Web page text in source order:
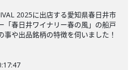
2025に出店する愛知県春日井市
「春日井ワイナリー春の風」の船戸
事や出品銘柄の特徴を伺いました！